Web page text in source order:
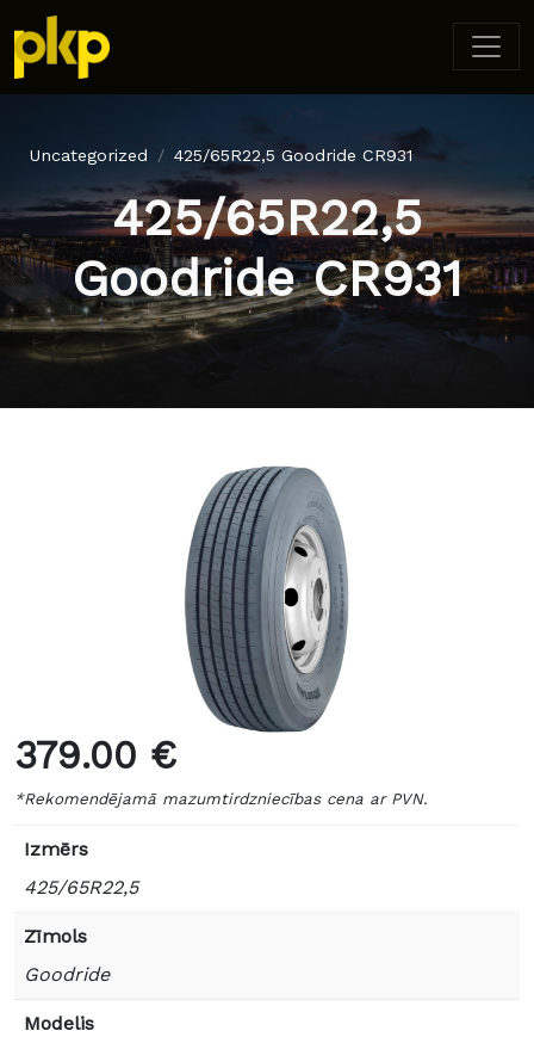
Uncategorized 425/65R22,5 Goodride CR931
425/65R22,5
Goodride CR931
379.00 €
*Rekomendējamā mazumtirdzniecības cena ar PVN.
Izmērs
425/65R22,5
Zīmols
Goodride
Modelis